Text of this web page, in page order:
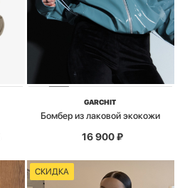
GARCHIT
Бомбер из лаковой экокожи
16 900₽
СКИДКА